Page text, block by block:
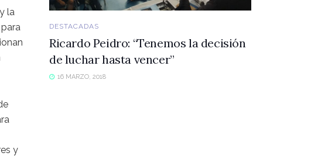
la
y
DESTACADAS
Ricardo Peidro: “Tenemos la decisión
de luchar hasta vencer”
16 MARZO, 2018